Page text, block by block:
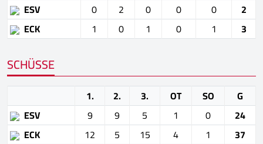
ESV
0 2 0 0 0
2
ECK
1 0 1 0 1 3
SCHÜSSE
1. 2. 3. OT SO
G
ESV
9 9 5 1 0
24
ECK
12 5 15 4 1 37